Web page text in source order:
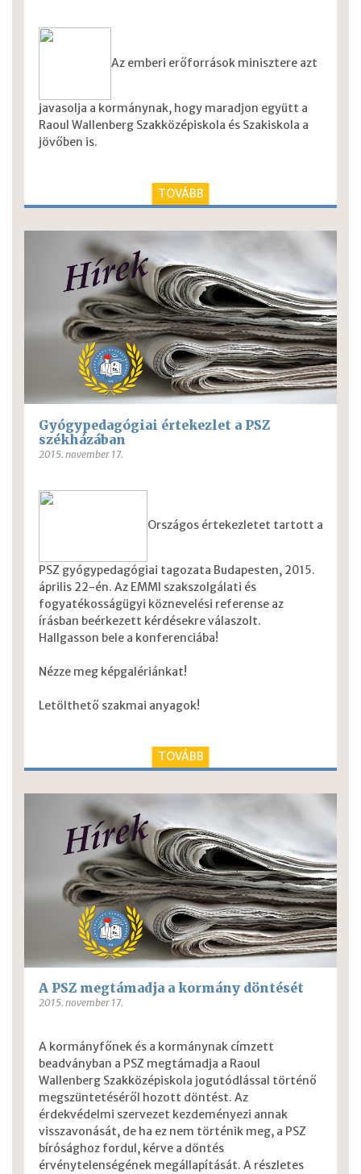
Az emberi erőforrások minisztere azt
javasolja a kormánynak, hogy maradjon együtt a
Raoul Wallenberg Szakközépiskola és Szakiskola a
jövőben is.
TOVÁBB
Gyógypedagógiai értekezlet a PSZ
székházában
2015. november 17.
Országos értekezletet tartott a
PSZ gyógypedagógiai tagozata Budapesten, 2015.
április 22-én. Az EMMI szakszolgálati és
fogyatékosságügyi köznevelési referense az
írásban beérkezett kérdésekre válaszolt.
Hallgasson bele a konferenciába!
Nézze meg képgalériánkat!
Letölthető szakmai anyagok!
TOVÁBB
A PSZ megtámadja a kormány döntését
2015. november 17.
A kormányfőnek és a kormánynak címzett
beadványban a PSZ megtámadja a Raoul
Wallenberg Szakközépiskola jogutódlással történő
megszüntetéséről hozott döntést. Az
érdekvédelmi szervezet kezdeményezi annak
visszavonását, de ha ez nem történik meg, a PSZ
bírósághoz fordul, kérve a döntés
érvénytelenségének megállapítását. A részletes